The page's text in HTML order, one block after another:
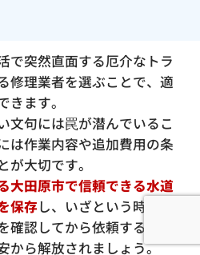
で突然直面する厄介なトラ
修理業者を選ぶことで、適
ます。
文句には罠が潜んでいるこ
は作業内容や追加費用の条
大切です。
大田原市で信頼できる水道
保存し、いざという時に慌
認してから依頼すること
から解放されましょう。